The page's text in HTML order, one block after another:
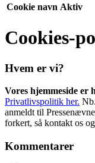
Cookie navn Aktiv
Cookies-
Hvem er vi?
Vores hjemmeside er
Privatlivspolitik her.
anmeldt til
forkert, så kontakt os
Kommentarer